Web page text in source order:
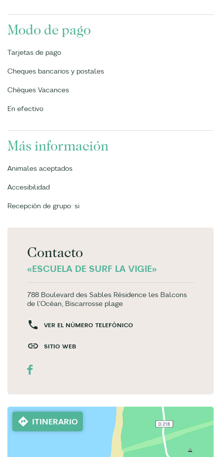
Modo de pago
Tarjetas de pago
Cheques bancarios y postales
Chèques Vacances
En efectivo
Más información
Animales aceptados
Accesibilidad
Recepción de grupo: si
Contacto
«ESCUELA DE SURF LA VIGIE»
788 Boulevard des Sables Résidence les Balcons
de l'Océan, Biscarrosse plage
VER EL NÚMERO TELEFÓNICO
SITIO WEB
ITINERARIO